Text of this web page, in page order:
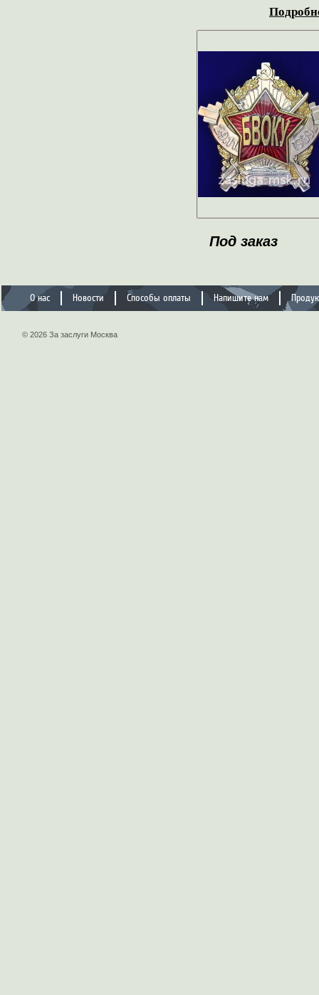
Под заказ
О нас Новости Способы оплаты Напишите нам
© 2026 За заслуги Москва